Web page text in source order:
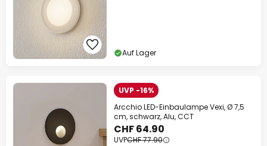
Auf Lager
UVP -16%
Arcchio LED-Einbaulampe Vexi, Ø 7,5
cm, schwarz, Alu, CCT
CHF 64.90
UVPCHF 77.90